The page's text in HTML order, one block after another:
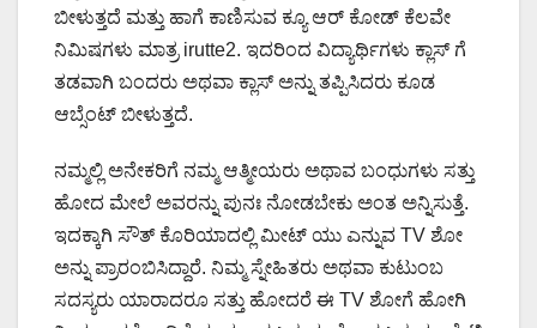
ಬೀಳುತ್ತದೆ ಮತ್ತು ಹಾಗೆ ಕಾಣಿಸುವ ಕ್ಯೂ ಆರ್ ಕೋಡ್ ಕೆಲವೇ
ನಿಮಿಷಗಳು ಮಾತ್ರ irutte2. ಇದರಿಂದ ವಿದ್ಯಾರ್ಥಿಗಳು ಕ್ಲಾಸ್ ಗೆ
ತಡವಾಗಿ ಬಂದರು ಅಥವಾ ಕ್ಲಾಸ್ ಅನ್ನು ತಪ್ಪಿಸಿದರು ಕೂಡ
ಆಬ್ಸೆಂಟ್ ಬೀಳುತ್ತದೆ.
ನಮ್ಮಲ್ಲಿ ಅನೇಕರಿಗೆ ನಮ್ಮ ಆತ್ಮೀಯರು ಅಥಾವ ಬಂಧುಗಳು ಸತ್ತು
ಹೋದ ಮೇಲೆ ಅವರನ್ನು ಪುನಃ ನೋಡಬೇಕು ಅಂತ ಅನ್ನಿಸುತ್ತೆ.
ಇದಕ್ಕಾಗಿ ಸೌತ್ ಕೊರಿಯಾದಲ್ಲಿ ಮೀಟ್ ಯು ಎನ್ನುವ TV ಶೋ
ಅನ್ನು ಪ್ರಾರಂಬಿಸಿದ್ದಾರೆ. ನಿಮ್ಮ ಸ್ನೇಹಿತರು ಅಥವಾ ಕುಟುಂಬ
ಸದಸ್ಯರು ಯಾರಾದರೂ ಸತ್ತು ಹೋದರೆ ಈ TV ಶೋಗೆ ಹೋಗಿ